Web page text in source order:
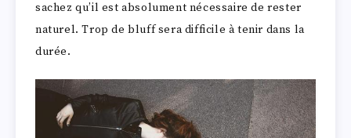
sachez qu’il est absolument nécessaire de rester
naturel. Trop de bluff sera difficile à tenir dans la
durée.